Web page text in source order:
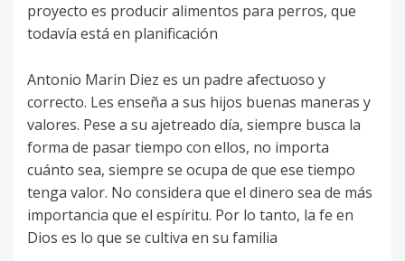
proyecto es producir alimentos para perros, que
todavía está en planificación
Antonio Marin Diez es un padre afectuoso y
correcto. Les enseña a sus hijos buenas maneras y
valores. Pese a su ajetreado día, siempre busca la
forma de pasar tiempo con ellos, no importa
cuánto sea, siempre se ocupa de que ese tiempo
tenga valor. No considera que el dinero sea de más
importancia que el espíritu. Por lo tanto, la fe en
Dios es lo que se cultiva en su familia